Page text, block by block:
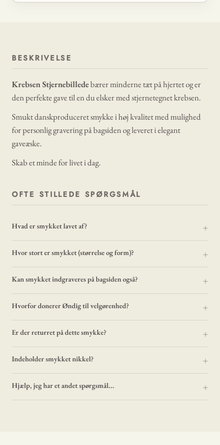
BESKRIVELSE
Krebsen Stjernebilledebærer minderne tæt på hjertet og er
den perfekte gave til en du elsker med stjernetegnet krebsen.
Smukt danskproduceret smykke i høj kvalitet med mulighed
for personlig gravering på bagsiden og leveret i elegant
gaveæske.
Skab et minde for livet i dag.
OFTE STILLEDE SPØRGSMÅL
Hvad er smykket lavet af?
Hvor stort er smykket (størrelse og form)?
Kan smykket indgraveres på bagsiden også?
Hvorfor donerer Øndig til velgørenhed?
Er der returret på dette smykke?
Indeholder smykket nikkel?
Hjælp, jeg har et andet spørgsmål...